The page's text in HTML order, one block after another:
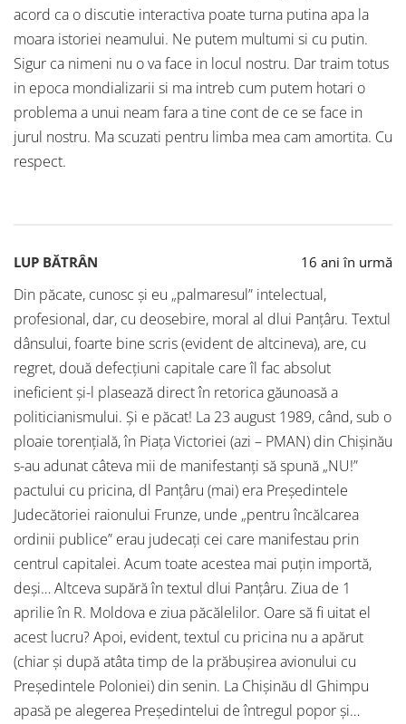
acord ca o discutie interactiva poate turna putina apa la
moara istoriei neamului. Ne putem multumi si cu putin.
Sigur ca nimeni nu o va face in locul nostru. Dar traim totus
in epoca mondializarii si ma intreb cum putem hotari o
problema a unui neam fara a tine cont de ce se face in
jurul nostru. Ma scuzati pentru limba mea cam amortita. Cu
respect.
LUP BĂTRÂN 16 ani în urmă
Din păcate, cunosc şi eu „palmaresul” intelectual,
profesional, dar, cu deosebire, moral al dlui Panţâru. Textul
dânsului, foarte bine scris (evident de altcineva), are, cu
regret, două defecţiuni capitale care îl fac absolut
ineficient şi-l plasează direct în retorica găunoasă a
politicianismului. Şi e păcat! La 23 august 1989, când, sub o
ploaie torenţială, în Piaţa Victoriei (azi – PMAN) din Chişinău
s-au adunat câteva mii de manifestanţi să spună „NU!”
pactului cu pricina, dl Panţâru (mai) era Preşedintele
Judecătoriei raionului Frunze, unde „pentru încălcarea
ordinii publice” erau judecaţi cei care manifestau prin
centrul capitalei. Acum toate acestea mai puţin importă,
deşi… Altceva supără în textul dlui Panţâru. Ziua de 1
aprilie în R. Moldova e ziua păcălelilor. Oare să fi uitat el
acest lucru? Apoi, evident, textul cu pricina nu a apărut
(chiar şi după atâta timp de la prăbuşirea avionului cu
Preşedintele Poloniei) din senin. La Chişinău dl Ghimpu
apasă pe alegerea Preşedintelui de întregul popor şi…